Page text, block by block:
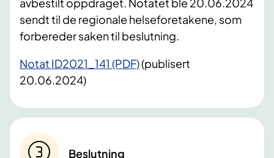
sendt til de regionale helseforetakene, som
forbereder saken til beslutning.
Notat ID2021_141 (PDF)(publisert
20.06.2024)
Beslutning